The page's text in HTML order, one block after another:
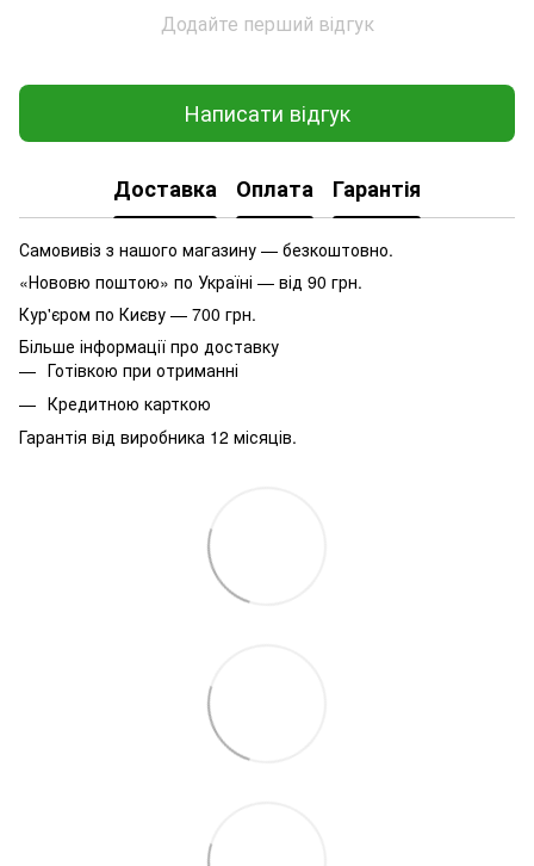
Додайте перший відгук
Написати відгук
Доставка Оплата Гарантія
Самовивіз з нашого магазину — безкоштовно.
«Нововю поштою» по Україні — від 90 грн.
Кур'єром по Києву — 700 грн.
Більше інформації про доставку
Готівкою при отриманні
Кредитною карткою
Гарантія від виробника 12 місяців.